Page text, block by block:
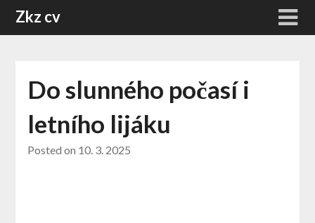
SkipZkz cv
Do slunného počasí i
letního lijáku
Posted on 10. 3. 2025